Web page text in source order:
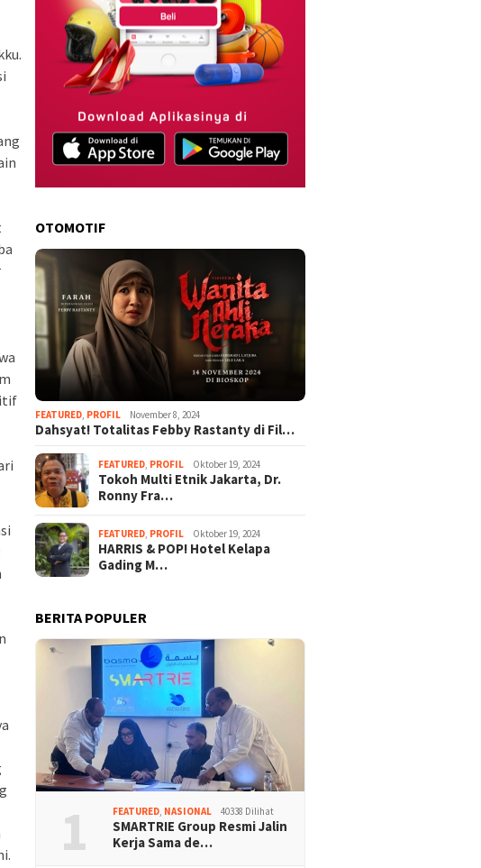
OTOMOTIF
FEATURED, PROFIL November 8, 2024
Dahsyat! Totalitas Febby Rastanty di Fil…
FEATURED, PROFIL Oktober 19, 2024
Tokoh Multi Etnik Jakarta, Dr.
Ronny Fra…
FEATURED, PROFIL Oktober 19, 2024
HARRIS & POP! Hotel Kelapa
Gading M…
BERITA POPULER
1 FEATURED, NASIONAL 40338 Dilihat
SMARTRIE Group Resmi Jalin
Kerja Sama de…